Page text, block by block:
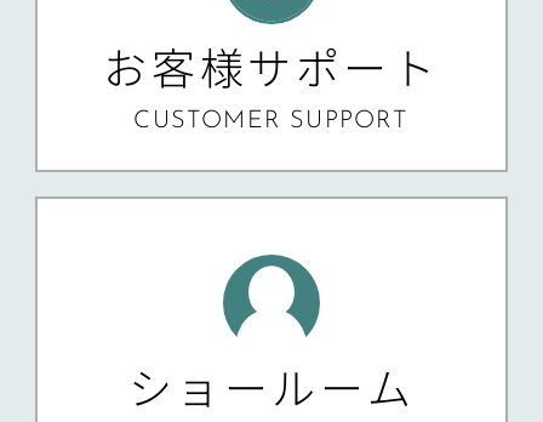
お客様サポート
CUSTOMER SUPPORT
ショールーム